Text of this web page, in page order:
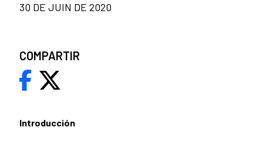
Introducción
30 DE JUIN DE 2020
COMPARTIR